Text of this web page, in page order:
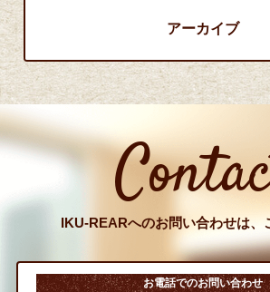
アーカイブ
IKU-REARへのお問い合わせは、
お電話でのお問い合わせ